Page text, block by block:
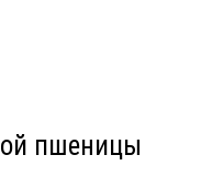
пшеницы